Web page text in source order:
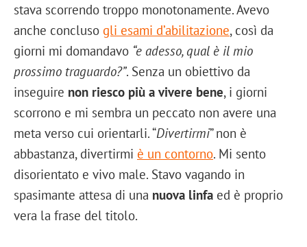
stava scorrendo troppo monotonamente. Avevo
anche concluso gli esami d’abilitazione, così da
giorni mi domandavo “e adesso, qual è il mio
prossimo traguardo?”. Senza un obiettivo da
inseguire non riesco più a vivere bene, i giorni
scorrono e mi sembra un peccato non avere una
meta verso cui orientarli. “Divertirmi” non è
abbastanza, divertirmi è un contorno. Mi sento
disorientato e vivo male. Stavo vagando in
spasimante attesa di una nuova linfa ed è proprio
vera la frase del titolo.